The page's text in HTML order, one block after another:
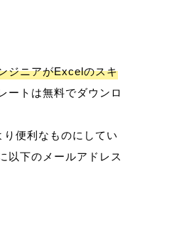
ジニアがExcelのスキ
ートは無料でダウンロ
便利なものにしてい
以下のメールアドレス